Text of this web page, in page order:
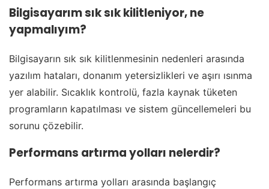
Bilgisayarım sık sık kilitleniyor, ne
yapmalıyım?
Bilgisayarın sık sık kilitlenmesinin nedenleri arasında
yazılım hataları, donanım yetersizlikleri ve aşırı ısınma
yer alabilir. Sıcaklık kontrolü, fazla kaynak tüketen
programların kapatılması ve sistem güncellemeleri bu
sorunu çözebilir.
Performans artırma yolları nelerdir?
Performans artırma yolları arasında başlangıç